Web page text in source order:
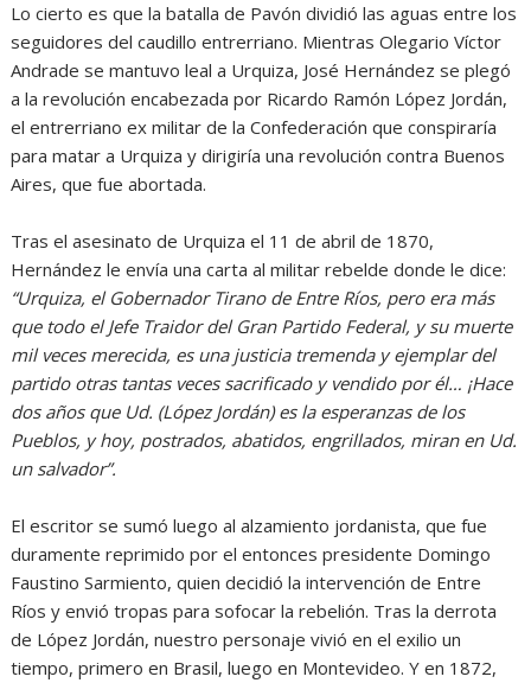
Lo cierto es que la batalla de Pavón dividió las aguas entre los
seguidores del caudillo entrerriano. Mientras Olegario Víctor
Andrade se mantuvo leal a Urquiza, José Hernández se plegó
a la revolución encabezada por Ricardo Ramón López Jordán,
el entrerriano ex militar de la Confederación que conspiraría
para matar a Urquiza y dirigiría una revolución contra Buenos
Aires, que fue abortada.
Tras el asesinato de Urquiza el 11 de abril de 1870,
Hernández le envía una carta al militar rebelde donde le dice:
“Urquiza, el Gobernador Tirano de Entre Ríos, pero era más
que todo el Jefe Traidor del Gran Partido Federal, y su muerte
mil veces merecida, es una justicia tremenda y ejemplar del
partido otras tantas veces sacrificado y vendido por él… ¡Hace
dos años que Ud. (López Jordán) es la esperanzas de los
Pueblos, y hoy, postrados, abatidos, engrillados, miran en Ud.
un salvador”.
El escritor se sumó luego al alzamiento jordanista, que fue
duramente reprimido por el entonces presidente Domingo
Faustino Sarmiento, quien decidió la intervención de Entre
Ríos y envió tropas para sofocar la rebelión. Tras la derrota
de López Jordán, nuestro personaje vivió en el exilio un
tiempo, primero en Brasil, luego en Montevideo. Y en 1872,